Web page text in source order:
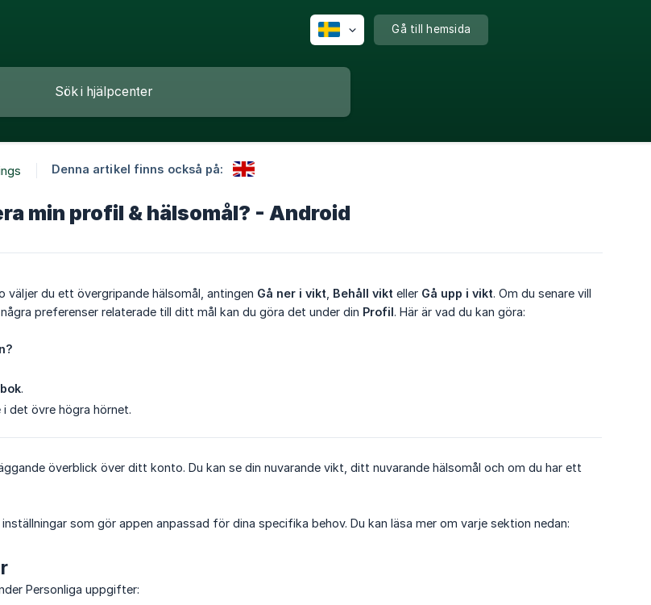
Gå till hemsida
Denna artikel finns också på:
min profil & hälsomål? - Android
du ett övergripande hälsomål, antingen Gå ner i vikt Behåll vikt eller Gå upp i vikt. Om du senare vill
preferenser relaterade till ditt mål kan du göra det under din Profil. Här är vad du kan göra:
.
i det övre högra hörnet.
överblick över ditt konto. Du kan se din nuvarande vikt, ditt nuvarande hälsomål och om du har ett
som gör appen anpassad för dina specifika behov. Du kan läsa mer om varje sektion nedan:
Personliga uppgifter: